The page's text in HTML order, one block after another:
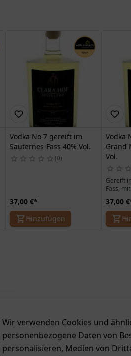
Vodka No 7 gereift im
Sauternes-Fass 40% Vol.
0
37,00 €*
Hinzufügen
Vodka
Grand
Vol.
Gereift
Fass,
Cognac-
37,00 €
Wir verwenden Cookies und
personenbezogene Daten von
personalisieren, Medien von
Zahlung &